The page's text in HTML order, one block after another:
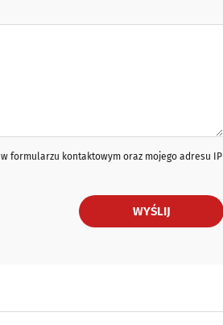
formularzu kontaktowym oraz mojego adresu IP
WYŚLIJ